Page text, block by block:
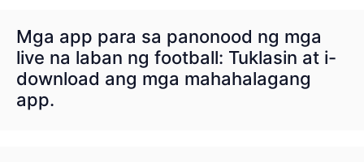
Mga app para sa panonood ng mga
live na laban ng football: Tuklasin at i-
download ang mga mahahalagang
app.